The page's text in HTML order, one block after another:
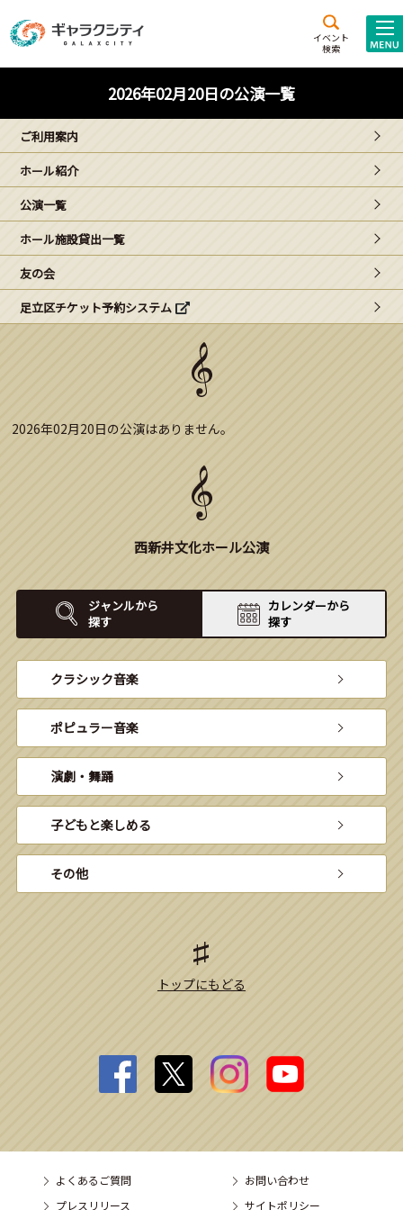
イベント
検索
施設案内
西新井
文化ホール
ギャラクシティとは
こどもみーてぃんぐ
Gがくえん
ブランドからのお知らせ
2026年02月20日の公演一覧
ご利用案内
ホール紹介
公演一覧
ホール施設貸出一覧
友の会
足立区チケット予約システム
2026年02月20日の公演はありません。
西新井文化ホール公演
ジャンルから
探す
カレンダーから
探す
クラシック音楽
ポピュラー音楽
演劇・舞踊
子どもと楽しめる
その他
トップにもどる
よくあるご質問
お問い合わせ
プレスリリース
サイトポリシー